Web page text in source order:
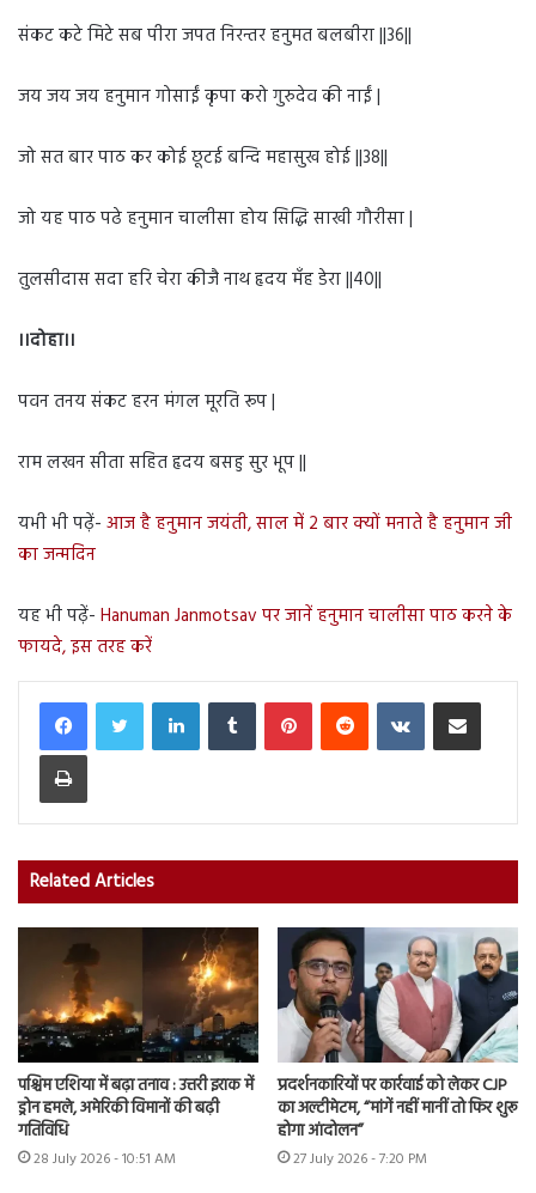
संकट कटे मिटे सब पीरा जपत निरन्तर हनुमत बलबीरा ||36||
जय जय जय हनुमान गोसाईं कृपा करो गुरुदेव की नाईं |
जो सत बार पाठ कर कोई छूटई बन्दि महासुख होई ||38||
जो यह पाठ पढे हनुमान चालीसा होय सिद्धि साखी गौरीसा |
तुलसीदास सदा हरि चेरा कीजै नाथ हृदय मँह डेरा ||40||
।।दोहा।।
पवन तनय संकट हरन मंगल मूरति रूप |
राम लखन सीता सहित हृदय बसहु सुर भूप ||
यभी भी पढ़ें- आज है हनुमान जयंती, साल में 2 बार क्यों मनाते है हनुमान जी
का जन्मदिन
यह भी पढ़ें- Hanuman Janmotsav पर जानें हनुमान चालीसा पाठ करने के
फायदे, इस तरह करें
LinkedInTumblr PinterestReddit VKontakteShare via Email
Print
Related Articles
पश्चिम एशिया में बढ़ा तनाव : उत्तरी इराक में
ड्रोन हमले, अमेरिकी विमानों की बढ़ी
गतिविधि
28 July 2026 - 10:51 AM
प्रदर्शनकारियों पर कार्रवाई को लेकर CJP
का अल्टीमेटम, “मांगें नहीं मानीं तो फिर शुरू
होगा आंदोलन”
27 July 2026 - 7:20 PM